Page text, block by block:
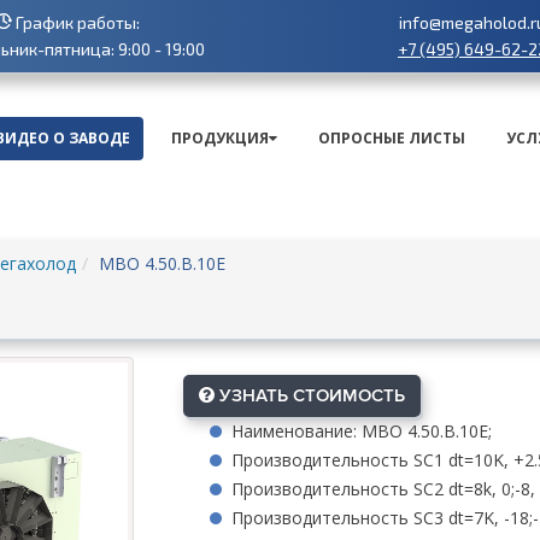
График работы:
пятница: 9:00 - 19:00
+7 (495) 649-62-
О ЗАВОДЕ ПРОДУКЦИЯ ОПРОСНЫЕ ЛИСТЫ
МВО 4.50.В.10Е
УЗНАТЬ СТОИМОСТЬ
Наименование: МВО 4.50.В.10Е;
Производительность SC1 dt=10K,
Производительность SC2 dt=8k, 0;-8,
Производительность SC3 dt=7K, -